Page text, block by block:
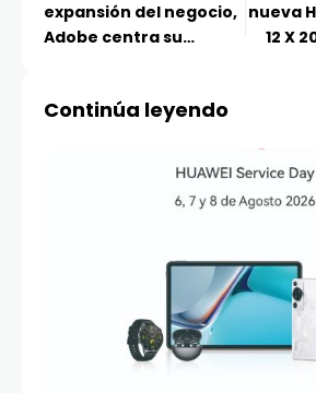
expansión del negocio,
Adobe centra su
de Sofía Arrambide
nueva
12 X
Continúa leyendo